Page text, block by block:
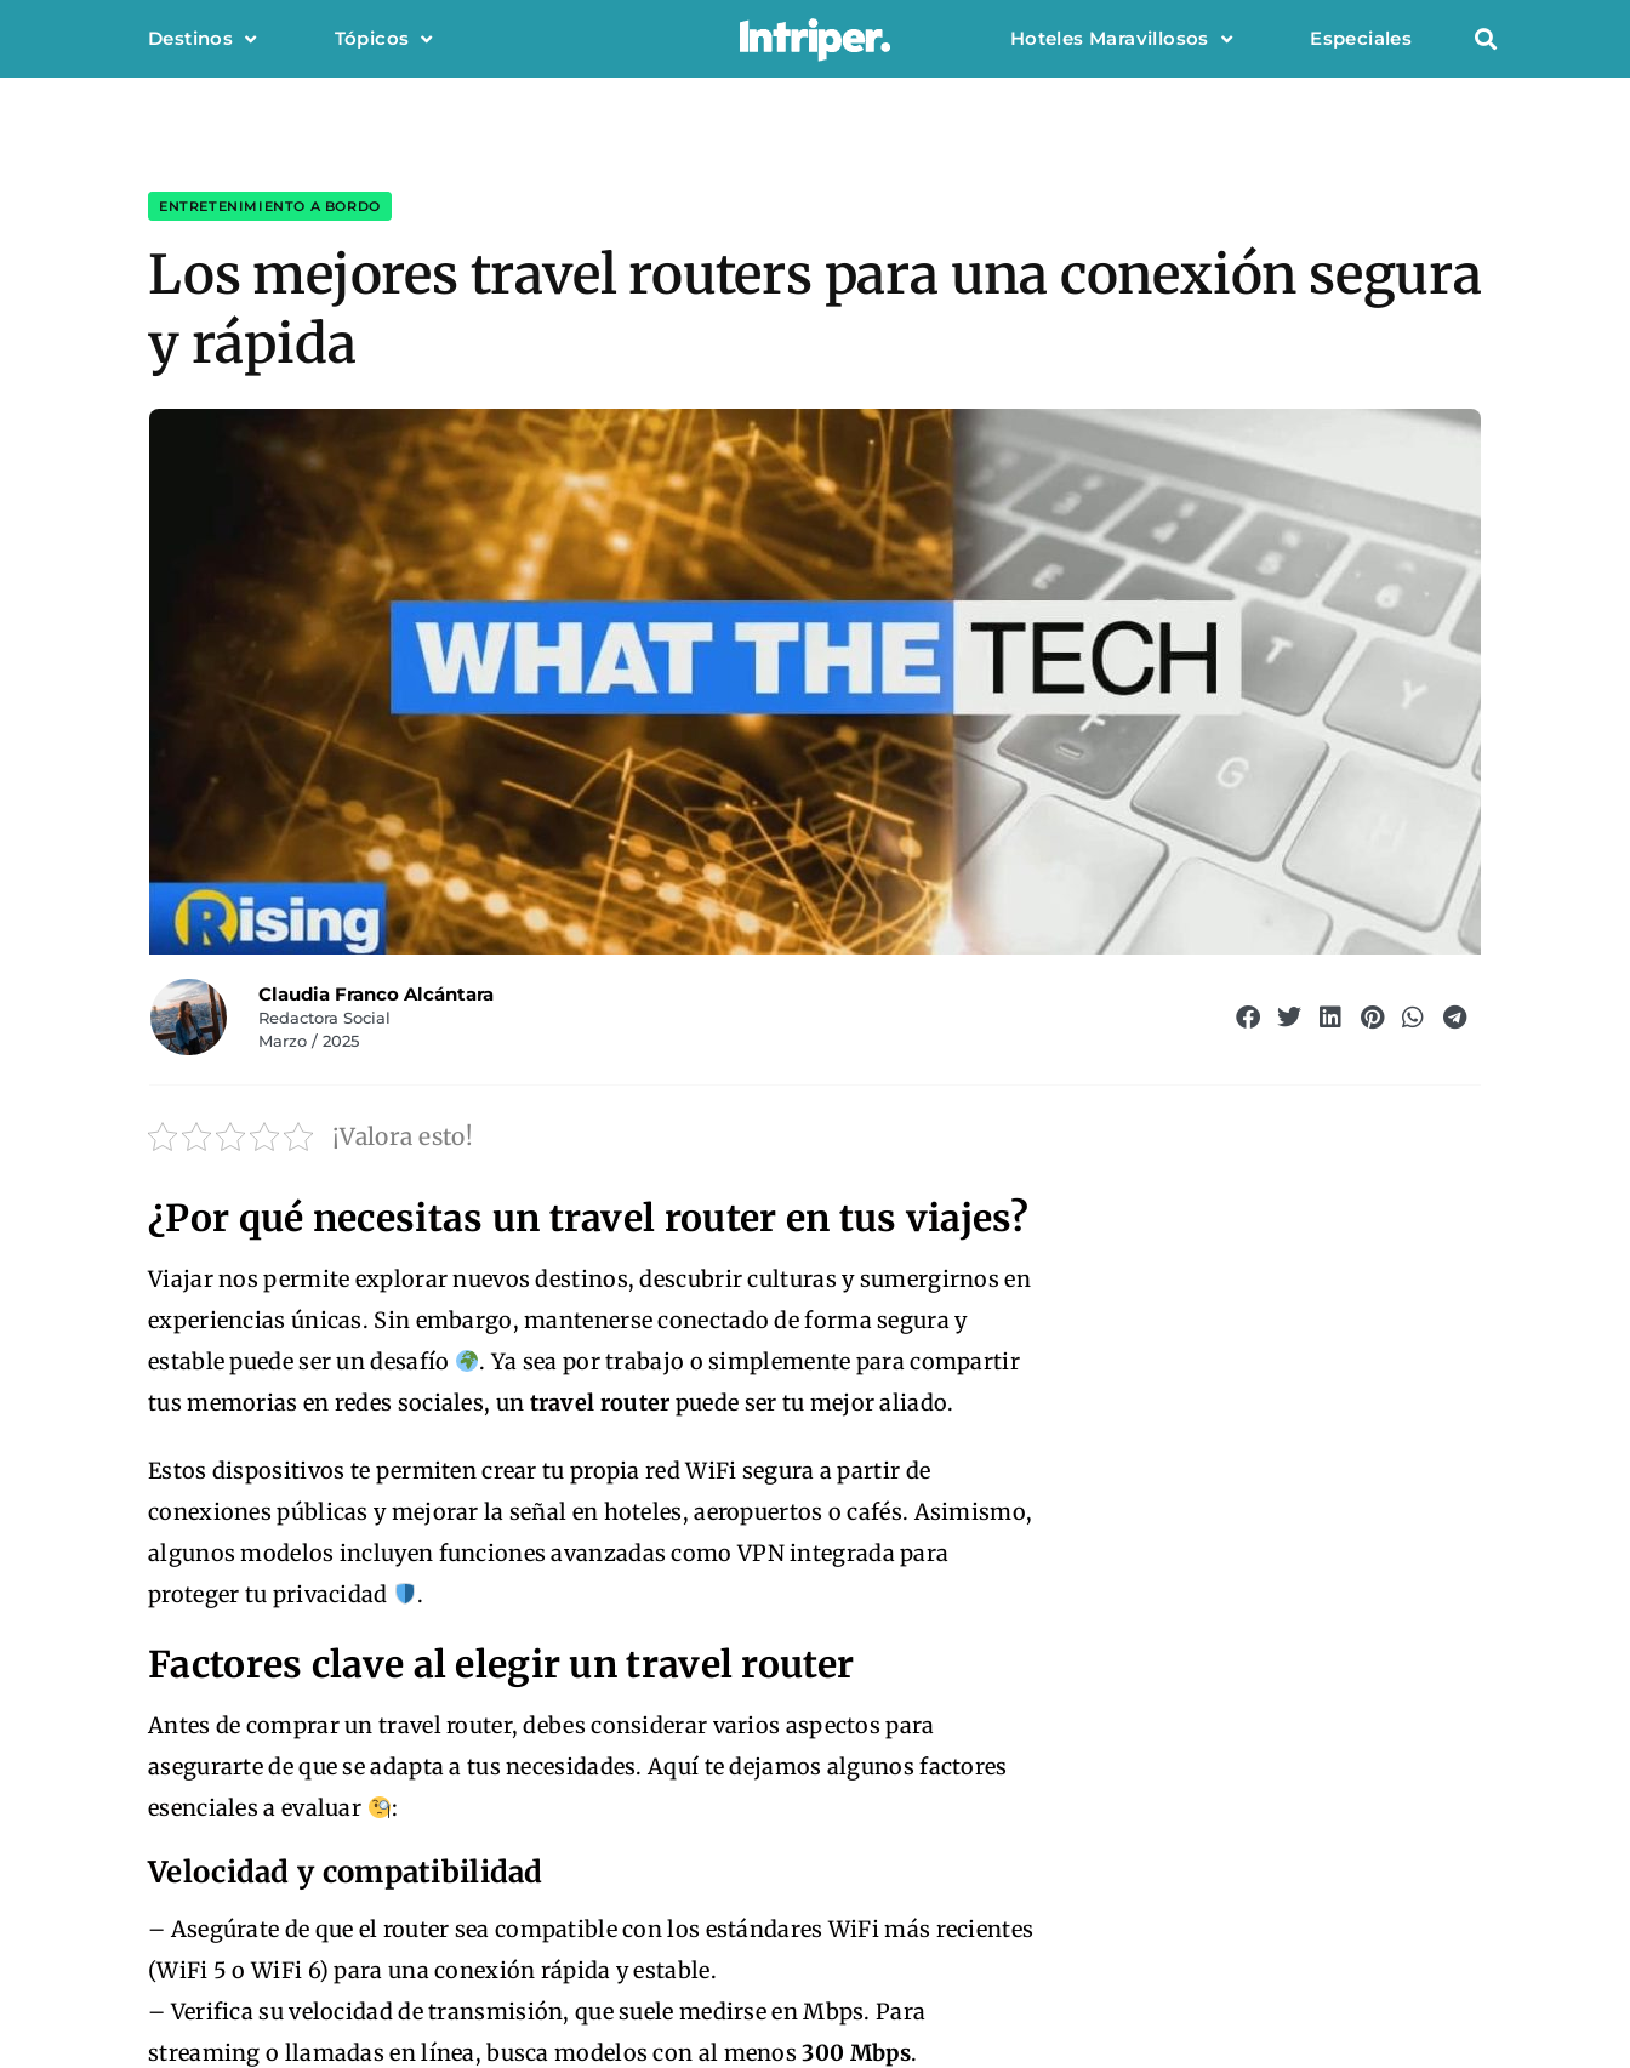
Destinos Tópicos Hoteles Maravillosos Especiales
ENTRETENIMIENTO A BORDO
Los mejores travel routers para una conexión segura
y rápida
Claudia Franco Alcántara
Redactora Social
Marzo / 2025
¡Valora esto!
¿Por qué necesitas un travel router en tus viajes?
Viajar nos permite explorar nuevos destinos, descubrir culturas y sumergirnos en
experiencias únicas. Sin embargo, mantenerse conectado de forma segura y
estable puede ser un desafío
. Ya sea por trabajo o simplemente para compartir
tus memorias en redes sociales, un travel router puede ser tu mejor aliado.
Estos dispositivos te permiten crear tu propia red WiFi segura a partir de
conexiones públicas y mejorar la señal en hoteles, aeropuertos o cafés. Asimismo,
algunos modelos incluyen funciones avanzadas como VPN integrada para
proteger tu privacidad
.
Factores clave al elegir un travel router
Antes de comprar un travel router, debes considerar varios aspectos para
asegurarte de que se adapta a tus necesidades. Aquí te dejamos algunos factores
esenciales a evaluar
:
Velocidad y compatibilidad
– Asegúrate de que el router sea compatible con los estándares WiFi más recientes
(WiFi 5 o WiFi 6) para una conexión rápida y estable.
– Verifica su velocidad de transmisión, que suele medirse en Mbps. Para
streaming o llamadas en línea, busca modelos con al menos300 Mbps.